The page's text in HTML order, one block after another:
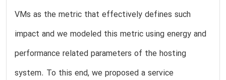
VMs as the metric that effectively defines such
impact and we modeled this metric using energy and
performance related parameters of the hosting
system. To this end, we proposed a service